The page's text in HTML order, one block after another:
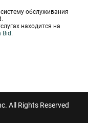
обслуживания
находится на
Bid.
All Rights Reserved